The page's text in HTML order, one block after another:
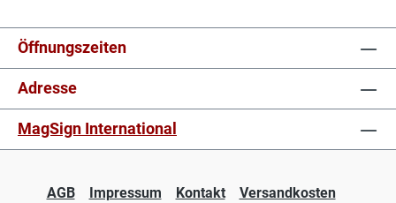
Öffnungszeiten
Adresse
MagSign International
AGB Impressum Kontakt
Versandkosten